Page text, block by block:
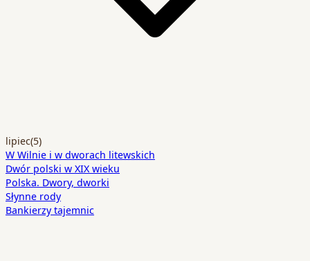
lipiec(5)
W Wilnie i w dworach litewskich
Dwór polski w XIX wieku
Polska. Dwory, dworki
Słynne rody
Bankierzy tajemnic